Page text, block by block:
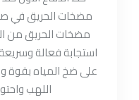
مضخات الحريق في
مضخات الحريق من
استجابة فعالة
على ضخ المياه بقوة
اللهب